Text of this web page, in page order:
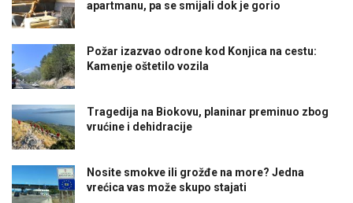
apartmanu, pa se smijali dok je gorio
Požar izazvao odrone kod Konjica na cestu:
Kamenje oštetilo vozila
Tragedija na Biokovu, planinar preminuo zbog
vrućine i dehidracije
Nosite smokve ili grožđe na more? Jedna
vrećica vas može skupo stajati